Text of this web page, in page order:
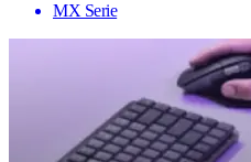
MX Serie